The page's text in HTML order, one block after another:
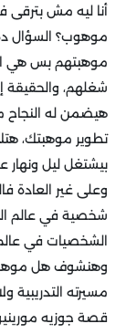
أنا ليه مش بترقى
موهوب؟ السؤال
موهبتهم بس هي
شغلهم،
هيضمن له النجاح
تطوير موهبتك،
بيشتغل ليل ونهار
وعلى غير العادة
شخصية في عالم
الشخصيات في عالم
وهنشوف هل
مسيرته التدريبية
قصة جوزيه